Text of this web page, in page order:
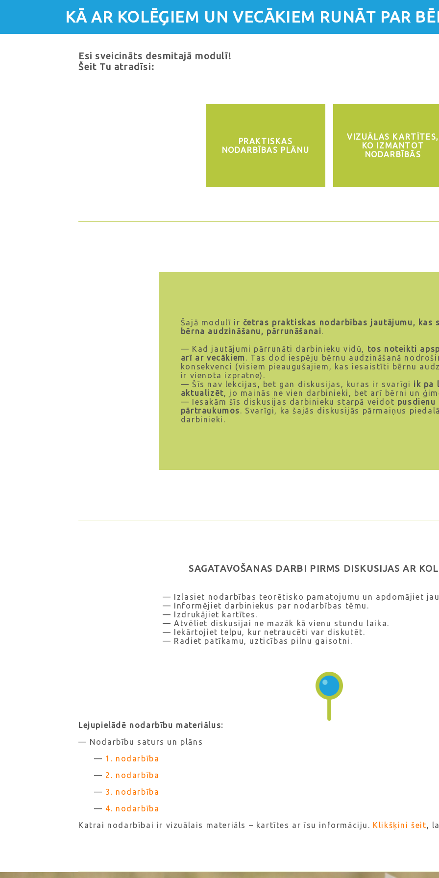
KĀ AR KOLĒĢIEM UN VECĀKIEM RUNĀT PAR
Esi sveicināts desmitajā modulī!
Šeit Tu atradīsi:
PRAKTISKAS
NODARBĪBAS PLĀNU
VIZUĀLAS KARTĪTES,
KO IZMANTOT
NODARBĪBĀS
Šajā modulī ir četras praktiskas nodarbības jautājumu, kas
bērna audzināšanu, pārrunāšanai.
— Kad jautājumi pārrunāti darbinieku vidū, tos noteikti
arī ar vecākiem. Tas dod iespēju bērnu audzināšanā
konsekvenci (visiem pieaugušajiem, kas iesaistīti bērnu
ir vienota izpratne).
— Šīs nav lekcijas, bet gan diskusijas, kuras ir svarīgi ik pa
aktualizēt, jo mainās ne vien darbinieki, bet arī bērni un
— Iesakām šīs diskusijas darbinieku starpā veidot pusdienu
pārtraukumos. Svarīgi, ka šajās diskusijās pārmaiņus
darbinieki.
SAGATAVOŠANAS DARBI PIRMS DISKUSIJAS AR
— Izlasiet nodarbības teorētisko pamatojumu un apdomājiet
— Informējiet darbiniekus par nodarbības tēmu.
— Izdrukājiet kartītes.
— Atvēliet diskusijai ne mazāk kā vienu stundu laika.
— Iekārtojiet telpu, kur netraucēti var diskutēt.
— Radiet patīkamu, uzticības pilnu gaisotni.
Lejupielādē nodarbību materiālus:
— Nodarbību saturs un plāns
— 1. nodarbība
— 2. nodarbība
— 3. nodarbība
— 4. nodarbība
Katrai nodarbībai ir vizuālais materiāls – kartītes ar īsu informāciju. Klikšķini šeit,